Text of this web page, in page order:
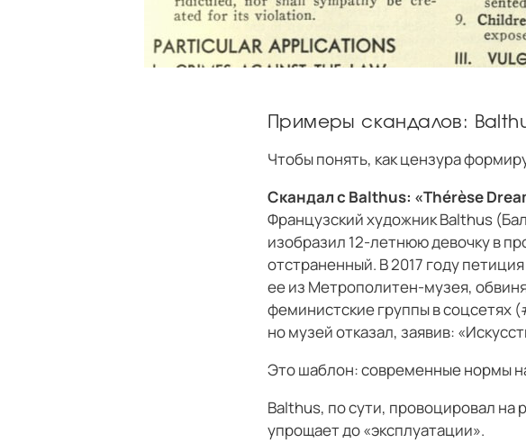
Примеры скандалов:
Чтобы понять, как цензура
Скандал с Balthus: «Thérèse
Французский художник Balthus
изобразил 12-летнюю девочку в
отстраненный. В 2017 году
ее из Метрополитен-музея,
феминистские группы в соцсетях
но музей отказал, заявив:
Это шаблон: современные нормы
Balthus, по сути, провоцировал на
упрощает до «эксплуатации».